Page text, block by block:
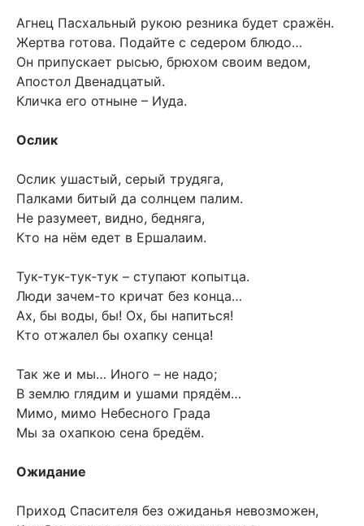
Агнец Пасхальный рукою резника будет сражён.
Жертва готова. Подайте с седером блюдо…
Он припускает рысью, брюхом своим ведом,
Апостол Двенадцатый.
Кличка его отныне – Иуда.
Ослик
Ослик ушастый, серый трудяга,
Палками битый да солнцем палим.
Не разумеет, видно, бедняга,
Кто на нём едет в Ершалаим.
Тук-тук-тук-тук – ступают копытца.
Люди зачем-то кричат без конца…
Ах, бы воды, бы! Ох, бы напиться!
Кто отжалел бы охапку сенца!
Так же и мы… Иного – не надо;
В землю глядим и ушами прядём…
Мимо, мимо Небесного Града
Мы за охапкою сена бредём.
Ожидание
Приход Спасителя без ожиданья невозможен,